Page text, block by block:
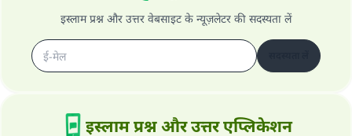
इस्लाम प्रश्न और उत्तर वेबसाइट के न्यूज़लेटर की सदस्यता लें
इस्लाम प्रश्न और उत्तर एप्लिकेशन